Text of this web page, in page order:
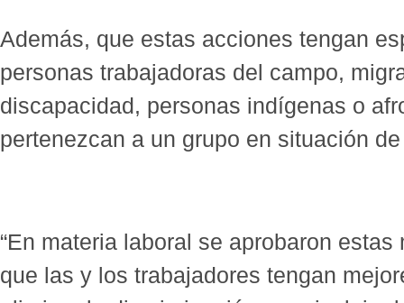
Además, que estas acciones tengan
personas trabajadoras del campo,
discapacidad, personas indígenas o
pertenezcan a un grupo en situación
“En materia laboral se aprobaron
que las y los trabajadores tengan